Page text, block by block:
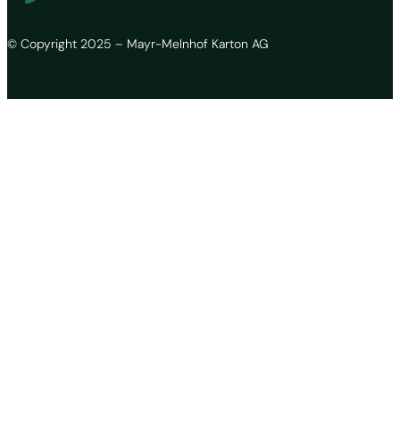
© Copyright 2025 – Mayr-Melnhof Karton AG